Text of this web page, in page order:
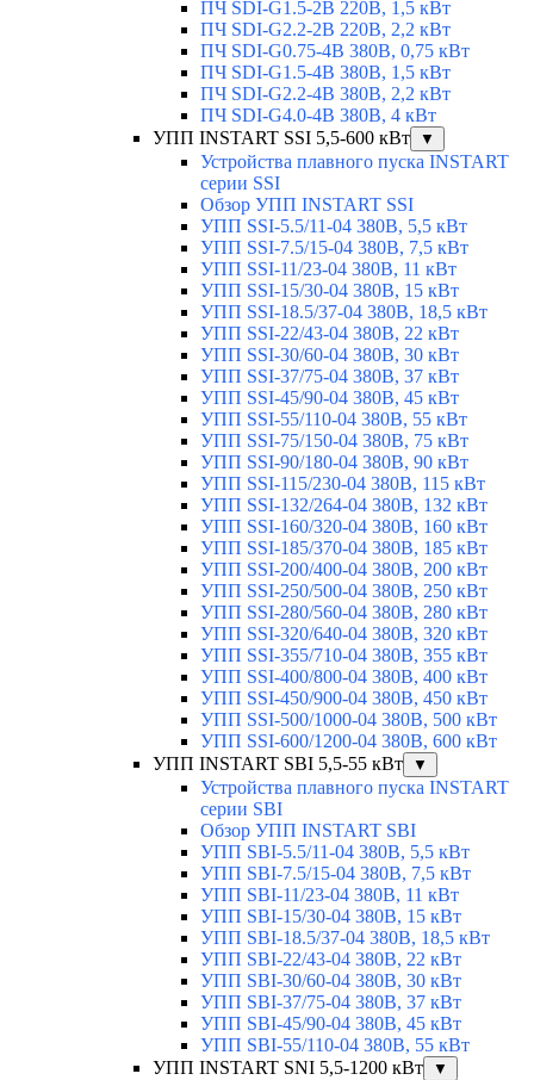
ПЧ SDI-G1.5-2B 220В, 1,5 кВт
ПЧ SDI-G2.2-2B 220В, 2,2 кВт
ПЧ SDI-G0.75-4B 380В, 0,75 кВт
ПЧ SDI-G1.5-4B 380В, 1,5 кВт
ПЧ SDI-G2.2-4B 380В, 2,2 кВт
ПЧ SDI-G4.0-4B 380В, 4 кВт
УПП INSTART SSI 5,5-600 кВт
▼
Устройства плавного пуска INSTART
серии SSI
Обзор УПП INSTART SSI
УПП SSI-5.5/11-04 380В, 5,5 кВт
УПП SSI-7.5/15-04 380В, 7,5 кВт
УПП SSI-11/23-04 380В, 11 кВт
УПП SSI-15/30-04 380В, 15 кВт
УПП SSI-18.5/37-04 380В, 18,5 кВт
УПП SSI-22/43-04 380В, 22 кВт
УПП SSI-30/60-04 380В, 30 кВт
УПП SSI-37/75-04 380В, 37 кВт
УПП SSI-45/90-04 380В, 45 кВт
УПП SSI-55/110-04 380В, 55 кВт
УПП SSI-75/150-04 380В, 75 кВт
УПП SSI-90/180-04 380В, 90 кВт
УПП SSI-115/230-04 380В, 115 кВт
УПП SSI-132/264-04 380В, 132 кВт
УПП SSI-160/320-04 380В, 160 кВт
УПП SSI-185/370-04 380В, 185 кВт
УПП SSI-200/400-04 380В, 200 кВт
УПП SSI-250/500-04 380В, 250 кВт
УПП SSI-280/560-04 380В, 280 кВт
УПП SSI-320/640-04 380В, 320 кВт
УПП SSI-355/710-04 380В, 355 кВт
УПП SSI-400/800-04 380В, 400 кВт
УПП SSI-450/900-04 380В, 450 кВт
УПП SSI-500/1000-04 380В, 500 кВт
УПП SSI-600/1200-04 380В, 600 кВт
УПП INSTART SBI 5,5-55 кВт
▼
Устройства плавного пуска INSTART
серии SBI
Обзор УПП INSTART SBI
УПП SBI-5.5/11-04 380В, 5,5 кВт
УПП SBI-7.5/15-04 380В, 7,5 кВт
УПП SBI-11/23-04 380В, 11 кВт
УПП SBI-15/30-04 380В, 15 кВт
УПП SBI-18.5/37-04 380В, 18,5 кВт
УПП SBI-22/43-04 380В, 22 кВт
УПП SBI-30/60-04 380В, 30 кВт
УПП SBI-37/75-04 380В, 37 кВт
УПП SBI-45/90-04 380В, 45 кВт
УПП SBI-55/110-04 380В, 55 кВт
УПП INSTART SNI 5,5-1200 кВт
▼